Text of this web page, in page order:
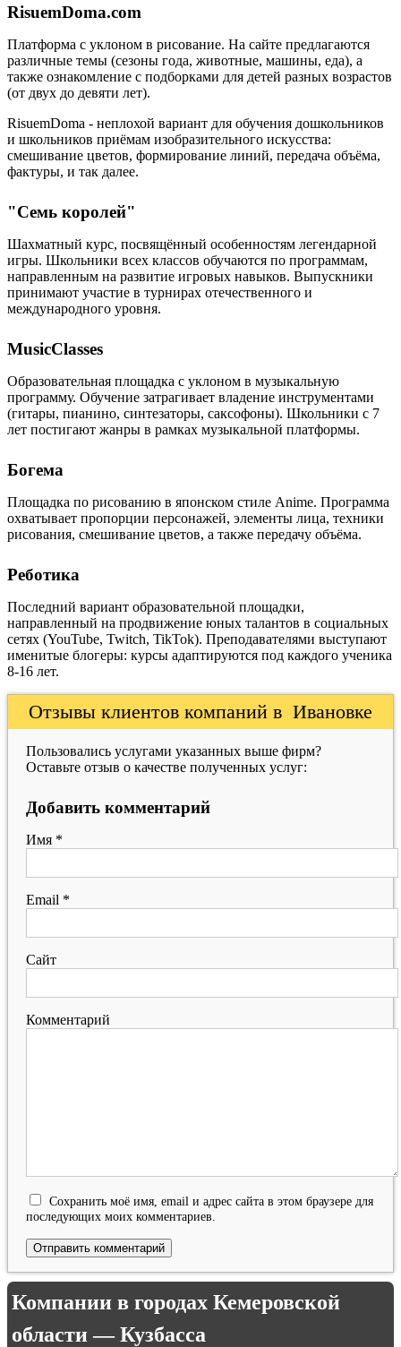
RisuemDoma.com
Платформа с уклоном в рисование. На сайте предлагаются
различные темы (сезоны года, животные, машины, еда), а
также ознакомление с подборками для детей разных возрастов
(от двух до девяти лет).
RisuemDoma - неплохой вариант для обучения дошкольников
и школьников приёмам изобразительного искусства:
смешивание цветов, формирование линий, передача объёма,
фактуры, и так далее.
"Семь королей"
Шахматный курс, посвящённый особенностям легендарной
игры. Школьники всех классов обучаются по программам,
направленным на развитие игровых навыков. Выпускники
принимают участие в турнирах отечественного и
международного уровня.
MusicClasses
Образовательная площадка с уклоном в музыкальную
программу. Обучение затрагивает владение инструментами
(гитары, пианино, синтезаторы, саксофоны). Школьники с 7
лет постигают жанры в рамках музыкальной платформы.
Богема
Площадка по рисованию в японском стиле Anime. Программа
охватывает пропорции персонажей, элементы лица, техники
рисования, смешивание цветов, а также передачу объёма.
Реботика
Последний вариант образовательной площадки,
направленный на продвижение юных талантов в социальных
сетях (YouTube, Twitch, TikTok). Преподавателями выступают
именитые блогеры: курсы адаптируются под каждого ученика
8-16 лет.
Отзывы клиентов компаний в Ивановке
Пользовались услугами указанных выше фирм?
Оставьте отзыв о качестве полученных услуг:
Добавить комментарий
Имя *
Email *
Сайт
Комментарий
Сохранить моё имя, email и адрес сайта в этом браузере для
последующих моих комментариев.
Компании в городах Кемеровской
области — Кузбасса